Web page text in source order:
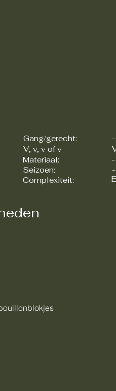
Gang/gerecht:
-
V, v, v of v
Materiaal:
-
Seizoen:
-
Complexiteit: